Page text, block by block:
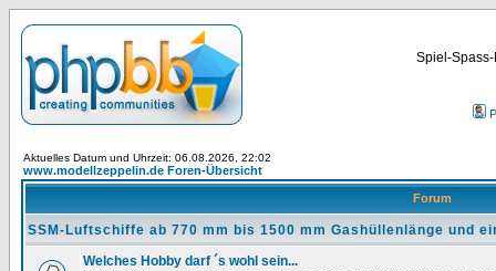
Spiel-
Aktuelles Datum und Uhrzeit: 06.08.2026, 22:02
www.modellzeppelin.de Foren-Übersicht
Forum
SSM-Luftschiffe ab 770 mm bis 1500 mm Gashüllenlänge und
Welches Hobby darf ´s wohl sein...